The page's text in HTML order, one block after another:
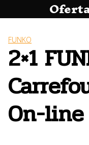
al
FUNKO
2×1
On-line